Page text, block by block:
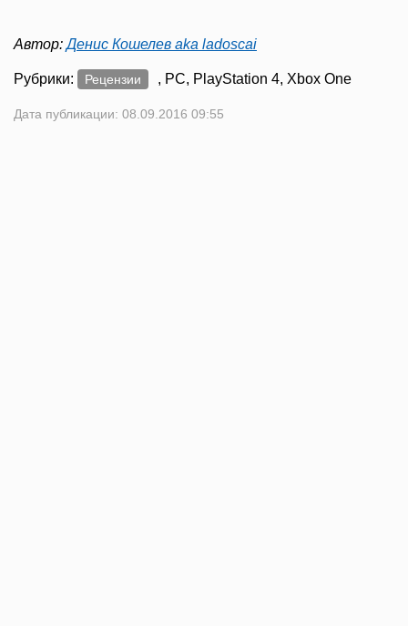
Автор:Денис Кошелев aka ladoscai
Рубрики: Рецензии , PC, PlayStation 4, Xbox One
Дата публикации: 08.09.2016 09:55